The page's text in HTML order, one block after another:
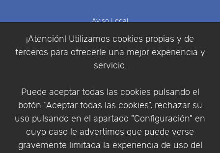
¡Atención! Utilizamos cookies propias y de
terceros para ofrecerle una mejor experiencia y
servicio.
Puede aceptar todas las cookies pulsando el
botón “Aceptar todas las cookies”, rechazar su
uso pulsando en el apartado "Configuración" en
cuyo caso le advertimos que puede verse
gravemente limitada la experiencia de uso del
Aviso Legal
Política de Privacidad
Condiciones de compra
Identificarse
Empresa|Aviso Legal| Política de Privacidad |